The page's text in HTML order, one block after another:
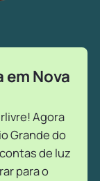
em Nova
Agora
Grande do
de luz
para o